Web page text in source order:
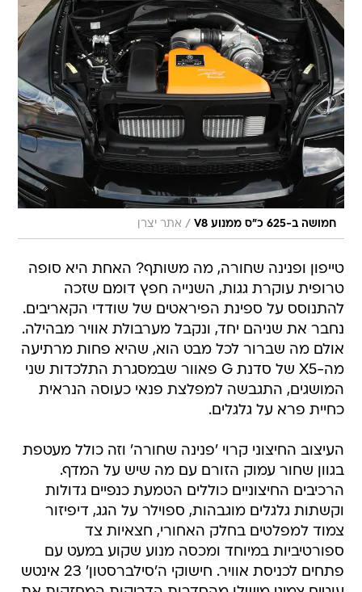
חמושה ב-625 כ"ס ממנוע V8 / אתר יצרן
טייפון ופנינה שחורה, מה משותף? האחת היא סופה
טרופית עוקרת גגות, השנייה חפץ דומם שזכה
להתנוסס על ספינת הפיראטים של שודדי הקאריבים.
נחבר את שניהם יחד, ונקבל מערבולת אוויר מבהילה.
אולם מה שברור לכל מבט הוא, שהיא פחות מרתיעה
מה-X5 של סדנת G פאוור שבמסגרת התלכדות שני
המושגים, התגבשה למפלצת פנאי כעוסה הנראית
כחיית פרא על גלגלים.
העיצוב החיצוני קרוי 'פנינה שחורה' וזה כולל מעטפת
בגוון שחור עמוק הזורם עם מה שיש על המדף.
הרכיבים החיצוניים כוללים הטמעת כנפיים גדולות
וקשתות גלגלים מוגבהות, ספוילר על הגג, דיפיזור
צמוד למפלטים בחלק האחורי, חצאיות צד
ספורטיביות במיוחד ומכסה מנוע שקוע במעט עם
פתחים לכניסת אוויר. חישוקי ה'סילברסטון' 23 אינטש